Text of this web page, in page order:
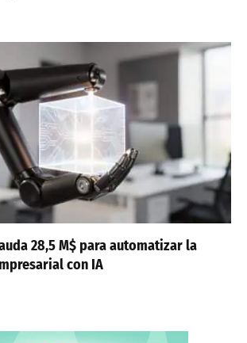
28,5 M$ para automatizar la
con IA